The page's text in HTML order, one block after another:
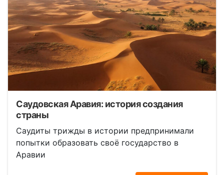
Саудовская Аравия: история создания
страны
Саудиты трижды в истории предпринимали
попытки образовать своё государство в
Аравии